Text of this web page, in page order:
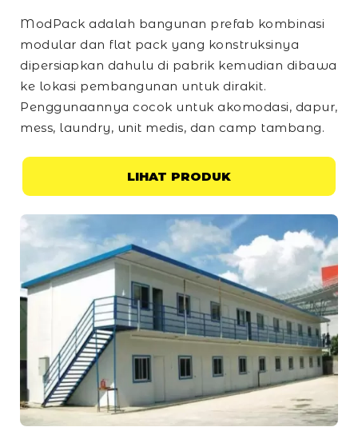
ModPack adalah bangunan prefab kombinasi
modular dan flat pack yang konstruksinya
dipersiapkan dahulu di pabrik kemudian dibawa
ke lokasi pembangunan untuk dirakit.
Penggunaannya cocok untuk akomodasi, dapur,
mess, laundry, unit medis, dan camp tambang.
LIHAT PRODUK